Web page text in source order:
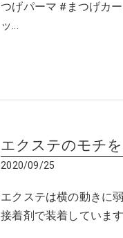
つげパーマ #まつげカ
ッ…
エクステのモチ
2020/09/25
エクステは横の動きに
接着剤で装着していま